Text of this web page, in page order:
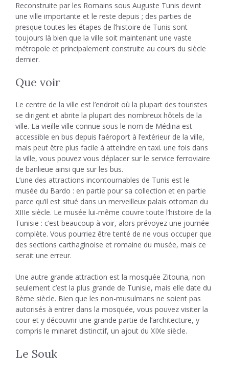
Reconstruite par les Romains sous Auguste Tunis devint
une ville importante et le reste depuis ; des parties de
presque toutes les étapes de l’histoire de Tunis sont
toujours là bien que la ville soit maintenant une vaste
métropole et principalement construite au cours du siècle
dernier.
Que voir
Le centre de la ville est l’endroit où la plupart des touristes
se dirigent et abrite la plupart des nombreux hôtels de la
ville. La vieille ville connue sous le nom de Médina est
accessible en bus depuis l’aéroport à l’extérieur de la ville,
mais peut être plus facile à atteindre en taxi. une fois dans
la ville, vous pouvez vous déplacer sur le service ferroviaire
de banlieue ainsi que sur les bus.
L’une des attractions incontournables de Tunis est le
musée du Bardo : en partie pour sa collection et en partie
parce qu’il est situé dans un merveilleux palais ottoman du
XIIIe siècle. Le musée lui-même couvre toute l’histoire de la
Tunisie : c’est beaucoup à voir, alors prévoyez une journée
complète. Vous pourriez être tenté de ne vous occuper que
des sections carthaginoise et romaine du musée, mais ce
serait une erreur.
Une autre grande attraction est la mosquée Zitouna, non
seulement c’est la plus grande de Tunisie, mais elle date du
8ème siècle. Bien que les non-musulmans ne soient pas
autorisés à entrer dans la mosquée, vous pouvez visiter la
cour et y découvrir une grande partie de l’architecture, y
compris le minaret distinctif, un ajout du XIXe siècle.
Le Souk